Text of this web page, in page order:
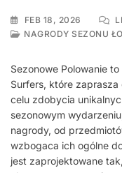
FEB 18, 2026
NAGRODY SEZONU
Sezonowe Polowanie
Surfers, które
celu zdobycia
sezonowym
nagrody, od
wzbogaca ich ogólne
jest zaprojektowane